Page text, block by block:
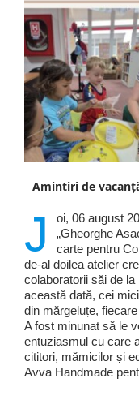
Amintiri de
J
oi, 06 august
„Gheorghe
carte pentru
de-al doilea atelier
colaboratorii săi de
această dată, cei
din mărgeluțe,
A fost minunat să le
entuziasmul cu care
cititori, mămicilor și
Avva Handmade